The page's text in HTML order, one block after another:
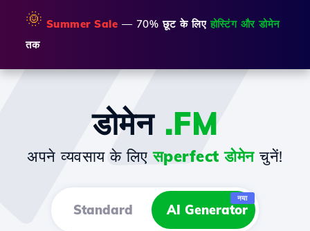
🌞 Summer Sale — 70% छूट के लिएहोस्टिंग और डोमेन
तक
डोमेन .FM
अपने व्यवसाय के लिएसperfect डोमेनचुनें!
Standard AI Generator
नया